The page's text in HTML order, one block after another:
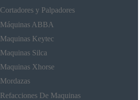
Cortadores y Palpadores
Máquinas ABBA
Maquinas Keytec
Maquinas Silca
Maquinas Xhorse
Mordazas
Refacciones De Maquinas